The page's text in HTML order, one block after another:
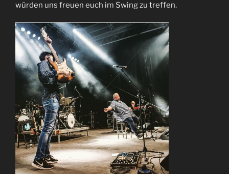
würden uns freuen euch im Swing zu treffen.